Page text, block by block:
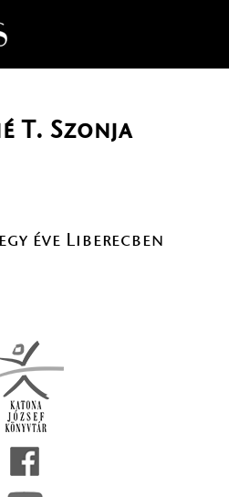
T. Szonja
éve Liberecben